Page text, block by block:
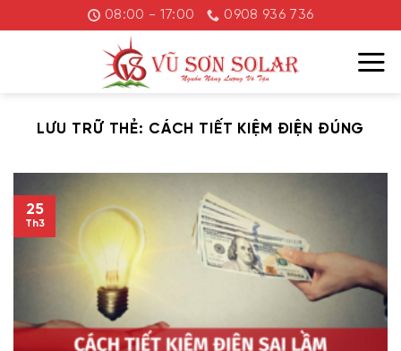
đến
08:00 - 17:00 0908 936 736
LƯU TRỮ THẺ: CÁCH TIẾT KIỆM ĐIỆN ĐÚNG
25
Th3